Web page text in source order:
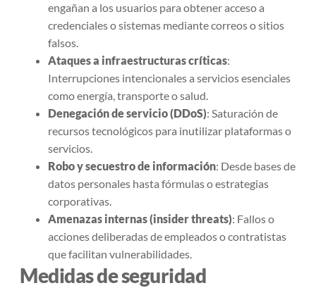
engañan a los usuarios para obtener acceso a
credenciales o sistemas mediante correos o sitios
falsos.
Ataques a infraestructuras críticas:
Interrupciones intencionales a servicios esenciales
como energía, transporte o salud.
Denegación de servicio (DDoS): Saturación de
recursos tecnológicos para inutilizar plataformas o
servicios.
Robo y secuestro de información: Desde bases de
datos personales hasta fórmulas o estrategias
corporativas.
Amenazas internas (insider threats): Fallos o
acciones deliberadas de empleados o contratistas
que facilitan vulnerabilidades.
Medidas de seguridad